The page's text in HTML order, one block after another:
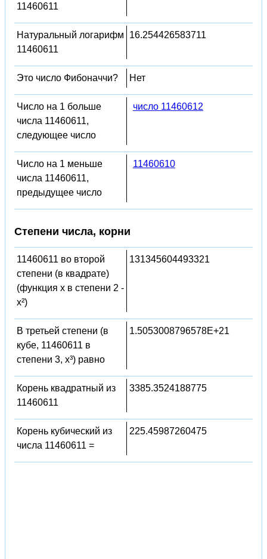
11460611
Натуральный логарифм
11460611
16.254426583711
Это число Фибоначчи? Нет
Число на 1 больше
числа 11460611,
следующее число
число 11460612
Число на 1 меньше
числа 11460611,
предыдущее число
11460610
Степени числа, корни
11460611 во второй
степени (в квадрате)
(функция x в степени 2 -
x²)
131345604493321
В третьей степени (в
кубе, 11460611 в
степени 3, x³) равно
1.5053008796578E+21
Корень квадратный из
11460611
3385.3524188775
Корень кубический из
числа 11460611 =
225.45987260475